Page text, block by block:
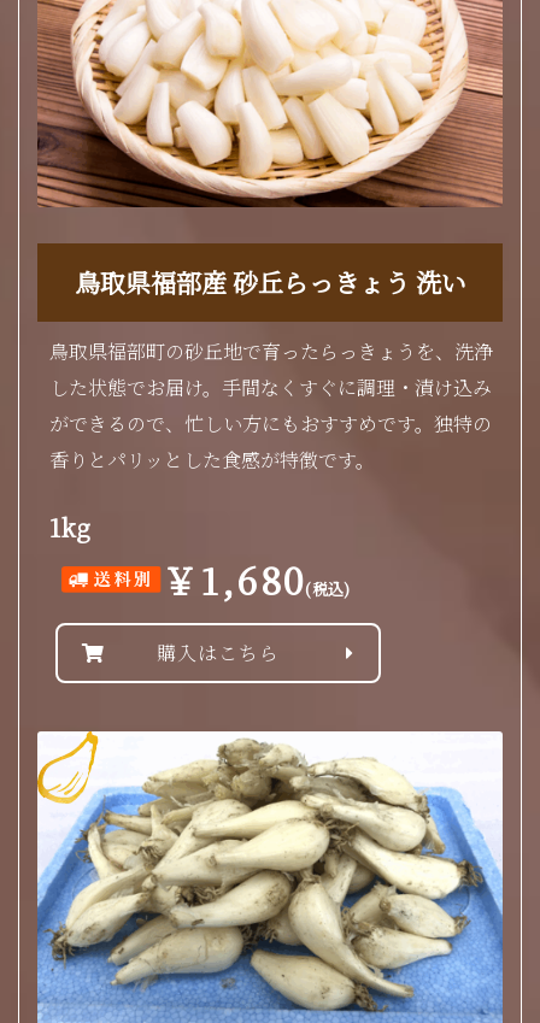
鳥取県福部産 砂丘らっきょう 洗い
鳥取県福部町の砂丘地で育ったらっきょうを、洗浄
した状態でお届け。手間なくすぐに調理・漬け込み
ができるので、忙しい方にもおすすめです。独特の
香りとパリッとした食感が特徴です。
1kg
￥1,680(税込)
購入はこちら